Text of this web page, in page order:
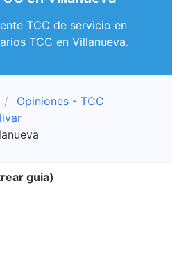
TCC de servicio en
TCC en Villanueva.
Opiniones - TCC
guia)